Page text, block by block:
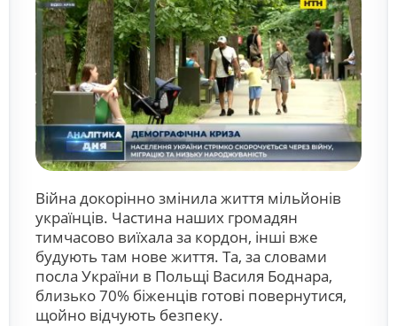
Війна докорінно змінила життя мільйонів
українців. Частина наших громадян
тимчасово виїхала за кордон, інші вже
будують там нове життя. Та, за словами
посла України в Польщі Василя Боднара,
близько 70% біженців готові повернутися,
щойно відчують безпеку.